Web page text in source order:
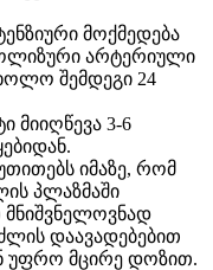
მოქმედება
არტერიული
ხოლო შემდეგი 24
მიიღწევა 3-6
იმაზე, რომ
პლაზმაში
დაავადებებით
უფრო მცირე დოზით.